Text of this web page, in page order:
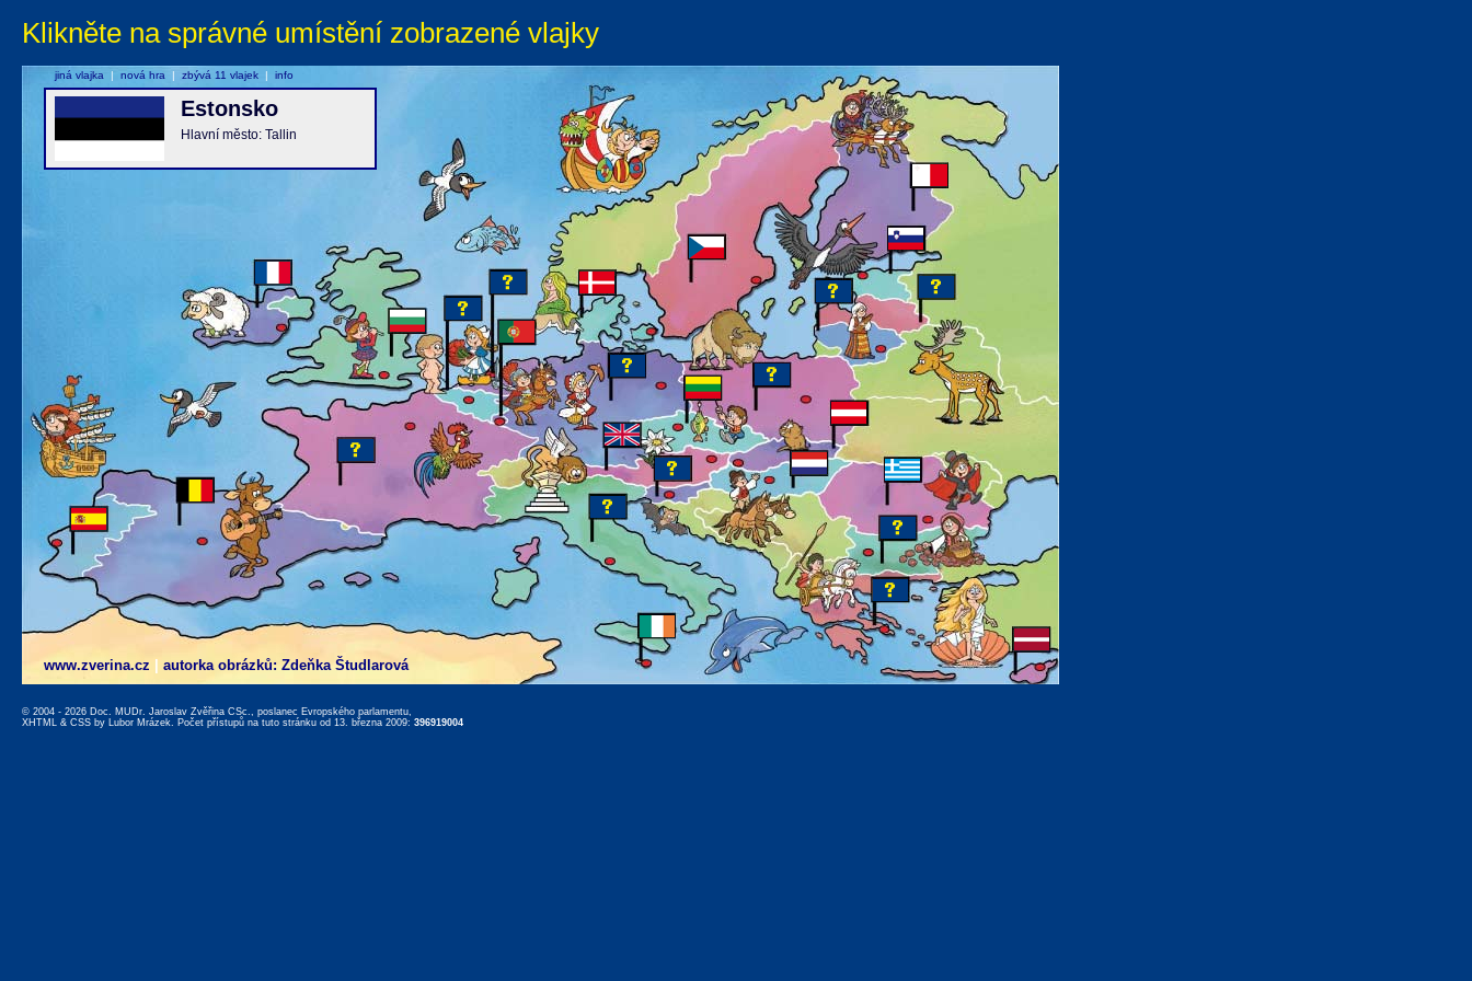
Klikněte na správné umístění zobrazené vlajky
www.zverina.cz autorka obrázků: Zdeňka Študlarová
Estonsko
Hlavní město: Tallin
jiná vlajka | nová hra | zbývá 11 vlajek | info
© 2004 - 2026 Doc. MUDr. Jaroslav Zvěřina CSc., poslanec Evropského parlamentu,
XHTML & CSS by Lubor Mrázek. Počet přístupů na tuto stránku od 13. března 2009: 396919004